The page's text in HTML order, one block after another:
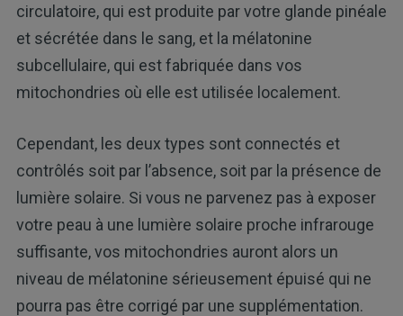
circulatoire, qui est produite par votre glande pinéale
et sécrétée dans le sang, et la mélatonine
subcellulaire, qui est fabriquée dans vos
mitochondries où elle est utilisée localement.
Cependant, les deux types sont connectés et
contrôlés soit par l’absence, soit par la présence de
lumière solaire. Si vous ne parvenez pas à exposer
votre peau à une lumière solaire proche infrarouge
suffisante, vos mitochondries auront alors un
niveau de mélatonine sérieusement épuisé qui ne
pourra pas être corrigé par une supplémentation.